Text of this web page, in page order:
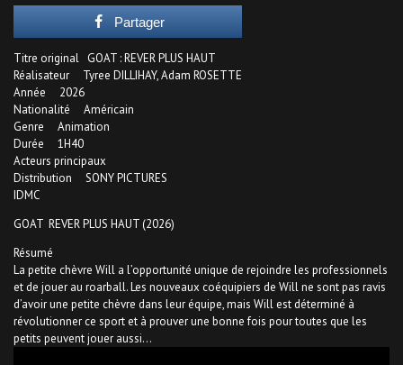
Partager
Titre original GOAT : REVER PLUS HAUT
Réalisateur Tyree DILLIHAY, Adam ROSETTE
Année 2026
Nationalité Américain
Genre Animation
Durée 1H40
Acteurs principaux
Distribution SONY PICTURES
IDMC
GOAT REVER PLUS HAUT (2026)
Résumé
La petite chèvre Will a l’opportunité unique de rejoindre les professionnels
et de jouer au roarball. Les nouveaux coéquipiers de Will ne sont pas ravis
d’avoir une petite chèvre dans leur équipe, mais Will est déterminé à
révolutionner ce sport et à prouver une bonne fois pour toutes que les
petits peuvent jouer aussi…